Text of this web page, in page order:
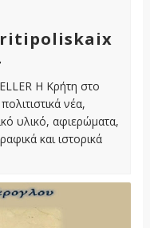
Η Κρήτη στο
νέα,
υλικό, αφιερώματα,
και ιστορικά